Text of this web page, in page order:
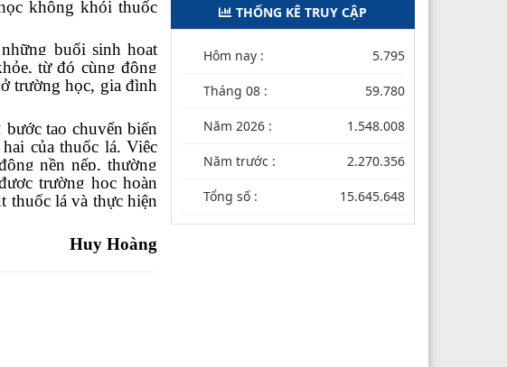
không khói thuốc
buổi sinh hoạt
từ đó cùng động
trường học, gia đình
tạo chuyển biến
của thuốc lá. Việc
nền nếp, thường
trường học hoàn
thuốc lá và thực hiện
Huy Hoàng
THỐNG KÊ TRUY CẬP
Hôm nay : 5.795
Tháng 08 : 59.780
Năm 2026 : 1.548.008
Năm trước : 2.270.356
Tổng số : 15.645.648